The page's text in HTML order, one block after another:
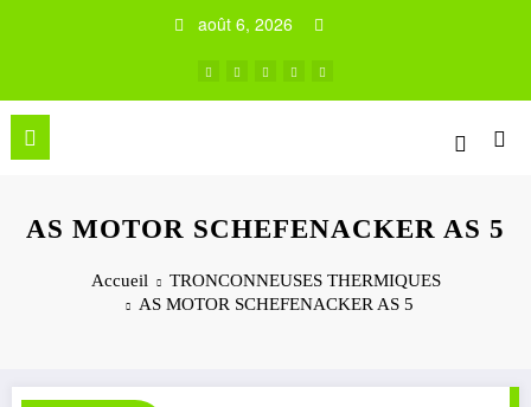
août 6, 2026
AS MOTOR SCHEFENACKER AS 5
Accueil
TRONCONNEUSES THERMIQUES
AS MOTOR SCHEFENACKER AS 5